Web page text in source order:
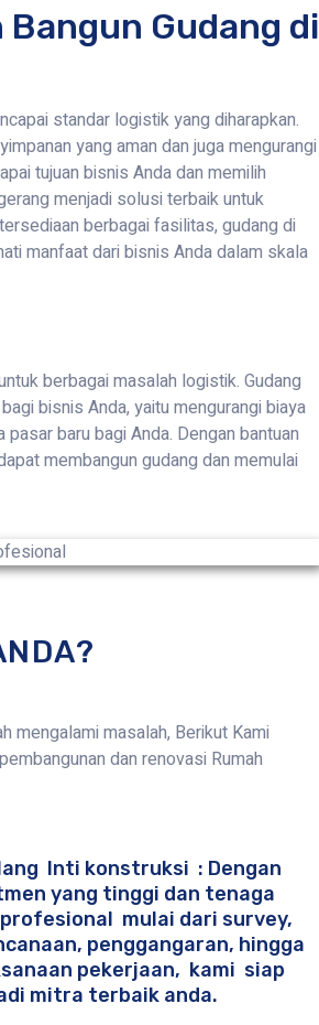
Gudang di
standar logistik yang diharapkan.
yang aman dan juga mengurangi
tujuan bisnis Anda dan memilih
menjadi solusi terbaik untuk
berbagai fasilitas, gudang di
manfaat dari bisnis Anda dalam skala
berbagai masalah logistik. Gudang
bisnis Anda, yaitu mengurangi biaya
baru bagi Anda. Dengan bantuan
membangun gudang dan memulai
mengalami masalah, Berikut Kami
dan renovasi Rumah
Inti konstruksi : Dengan
yang tinggi dan tenaga
mulai dari survey,
penggangaran, hingga
pekerjaan, kami siap
mitra terbaik anda.